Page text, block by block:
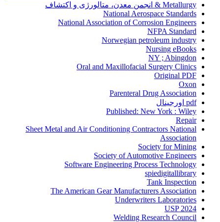
Metallurgy & انجمن معدن، متالورژی و اکتشاف
National Aerospace Standards
National Association of Corrosion Engineers
NFPA Standard
Norwegian petroleum industry
Nursing eBooks
NY ; Abingdon
Oral and Maxillofacial Surgery Clinics
Original PDF
Oxon
Parenteral Drug Association
pdf اورجینال
Published: New York : Wiley
Repair
Sheet Metal and Air Conditioning Contractors National
Association
Society for Mining
Society of Automotive Engineers
Software Engineering Process Technology
spiedigitallibrary
Tank Inspection
The American Gear Manufacturers Association
Underwriters Laboratories
USP 2024
Welding Research Council